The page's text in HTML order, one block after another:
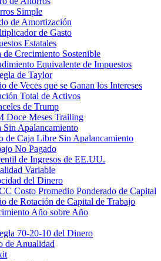
Simple
de Amortización
de Gasto
Estatales
de Crecimiento Sostenible
Equivalente de Impuestos
de Taylor
de Veces que se Ganan los Intereses
Total de Activos
de Trump
Doce Meses Trailing
Sin Apalancamiento
de Caja Libre Sin Apalancamiento
No Pagado
de Ingresos de EE.UU.
Variable
del Dinero
Costo Promedio Ponderado de Capital
de Rotación de Capital de Trabajo
Año sobre Año
70-20-10 del Dinero
de Anualidad